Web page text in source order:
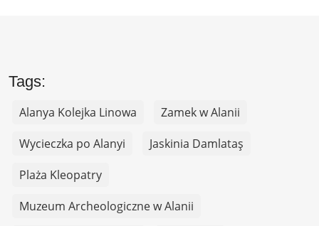
Tags:
Alanya Kolejka Linowa
Zamek w Alanii
Wycieczka po Alanyi
Jaskinia Damlataş
Plaża Kleopatry
Muzeum Archeologiczne w Alanii